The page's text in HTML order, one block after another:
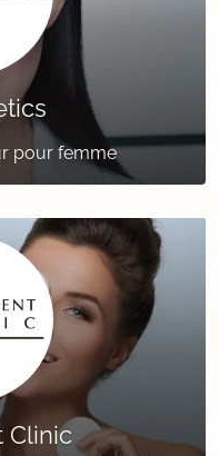
pour femme
Clinic